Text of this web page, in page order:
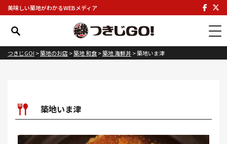
美味しい築地がわかるWEBメディア
つきじGO! >築地のお店>築地 和食>築地 海鮮丼>築地いま津
築地いま津